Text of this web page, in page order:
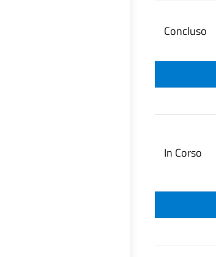
Concluso
In Corso